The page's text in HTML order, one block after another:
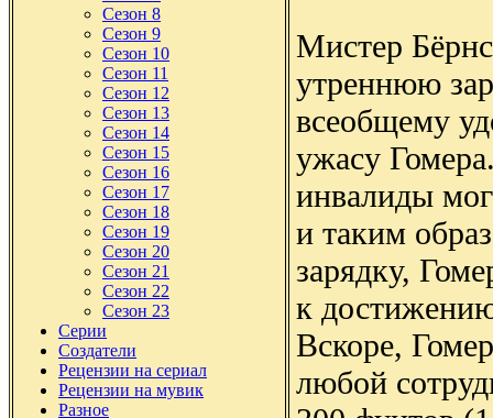
Сезон 8
Сезон 9
Сезон 10
Сезон 11
Сезон 12
Сезон 13
Сезон 14
Сезон 15
Сезон 16
Сезон 17
Сезон 18
Сезон 19
Сезон 20
Сезон 21
Сезон 22
Сезон 23
Серии
Создатели
Рецензии на сериал
Рецензии на мувик
Разное
Мистер
утреннюю
всеобщему
ужасу
инвалиды
и таким
зарядку,
к
Вскоре,
любой